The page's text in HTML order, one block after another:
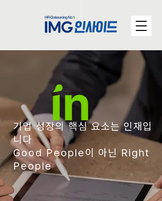
기업 성장의 핵심 요소는 인재입
니다
Good People이 아닌 Right
People